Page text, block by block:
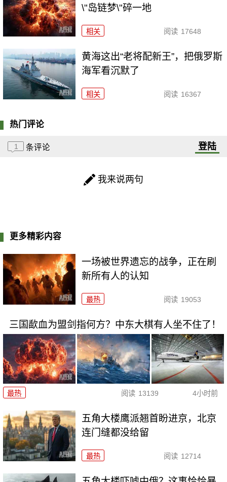
\"岛链梦\"碎一地
相关 阅读 17648
黄海这出“老将配新王”，把俄罗斯
海军看沉默了
相关 阅读 16367
热门评论
1 条评论 登陆
我来说两句
更多精彩内容
一场被世界遗忘的战争，正在刷
新所有人的认知
最热 阅读 19053
三国歃血为盟剑指何方？中东大棋有人坐不住了！
最热 阅读 13139 4小时前
五角大楼鹰派翘首盼进京，北京
连门缝都没给留
最热 阅读 12714